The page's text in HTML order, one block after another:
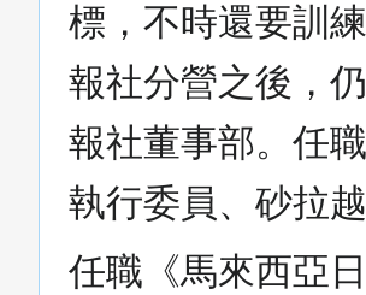
標，不時還要訓
報社分營之後，
報社董事部。任
執行委員、砂拉
任職《馬來西亞